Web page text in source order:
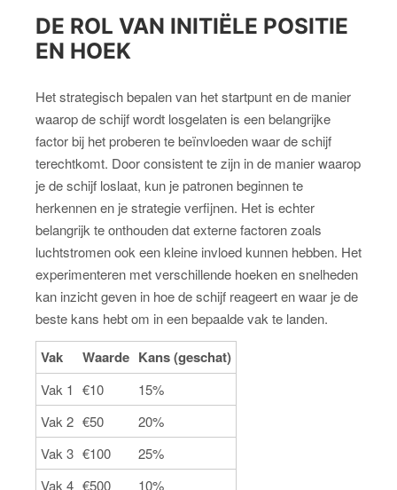
DE ROL VAN INITIËLE POSITIE
EN HOEK
Het strategisch bepalen van het startpunt en de manier
waarop de schijf wordt losgelaten is een belangrijke
factor bij het proberen te beïnvloeden waar de schijf
terechtkomt. Door consistent te zijn in de manier waarop
je de schijf loslaat, kun je patronen beginnen te
herkennen en je strategie verfijnen. Het is echter
belangrijk te onthouden dat externe factoren zoals
luchtstromen ook een kleine invloed kunnen hebben. Het
experimenteren met verschillende hoeken en snelheden
kan inzicht geven in hoe de schijf reageert en waar je de
beste kans hebt om in een bepaalde vak te landen.
Vak Waarde Kans (geschat)
Vak 1 €10
15%
Vak 2 €50
20%
Vak 3 €100
25%
Vak 4 €500 10%